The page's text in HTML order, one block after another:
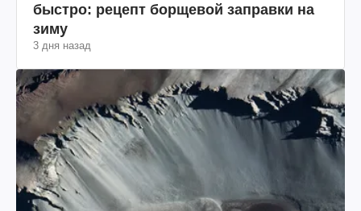
быстро: рецепт борщевой заправки на
зиму
3 дня назад